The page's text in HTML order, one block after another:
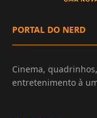
PORTAL DO NERD
Cinema,
entretenimento à